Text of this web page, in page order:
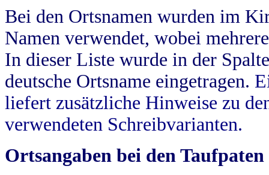
Bei den Ortsnamen wurden im
Namen verwendet, wobei
In dieser Liste wurde in der
deutsche Ortsname eingetragen.
liefert zusätzliche Hinweise zu
verwendeten Schreibvarianten.
Ortsangaben bei den Taufpaten